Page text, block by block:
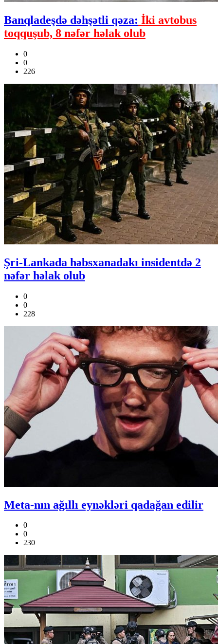
Banqladeşdə dəhşətli qəza: İki avtobus
toqquşub, 8 nəfər həlak olub
0
0
226
Şri-Lankada həbsxanadakı insidentdə 2
nəfər həlak olub
0
0
228
Meta-nın ağıllı eynəkləri qadağan edilir
0
0
230